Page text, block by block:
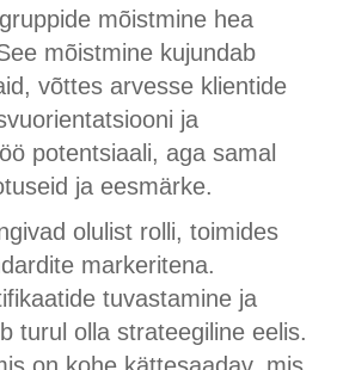
mõistmine hea
mõistmine kujundab
võttes arvesse klientide
ja
potentsiaali, aga samal
ja eesmärke.
olulist rolli, toimides
markeritena.
tuvastamine ja
turul olla strateegiline eelis.